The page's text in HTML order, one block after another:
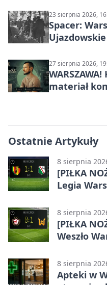
23 sierpnia 2026,
Spacer:
27 sierpnia 2026,
materiał
Ostatnie Artykuły
8 sierpnia
[PIŁKA
Legia
8 sierpnia
[PIŁKA
Weszło
w Betclic
8 sierpnia
Apteki w